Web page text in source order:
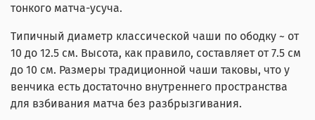
тонкого матча-усуча.
Типичный диаметр классической чаши по ободку ~ от
10 до 12.5 см. Высота, как правило, составляет от 7.5 см
до 10 см. Размеры традиционной чаши таковы, что у
венчика есть достаточно внутреннего пространства
для взбивания матча без разбрызгивания.